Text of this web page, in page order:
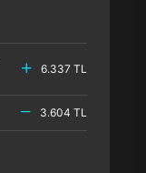
6.337 TL
3.604 TL